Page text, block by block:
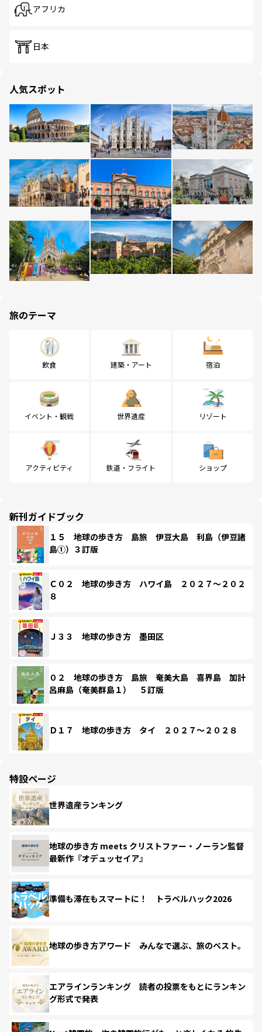
アフリカ
日本
人気スポット
旅のテーマ
飲食 建築・アート 宿泊
イベント・観戦 世界遺産 リゾート
アクティビティ 鉄道・フライト ショップ
新刊ガイドブック
１５ 地球の歩き方 島旅 伊豆大島 利島（伊豆諸
島①）３訂版
Ｃ０２ 地球の歩き方 ハワイ島 ２０２７～２０２
８
Ｊ３３ 地球の歩き方 墨田区
０２ 地球の歩き方 島旅 奄美大島 喜界島 加計
呂麻島（奄美群島１） ５訂版
Ｄ１７ 地球の歩き方 タイ ２０２７～２０２８
特設ページ
世界遺産ランキング
地球の歩き方 meets クリストファー・ノーラン監督
最新作『オデュッセイア』
準備も滞在もスマートに！ トラベルハック2026
地球の歩き方アワード みんなで選ぶ、旅のベスト。
エアラインランキング 読者の投票をもとにランキン
グ形式で発表